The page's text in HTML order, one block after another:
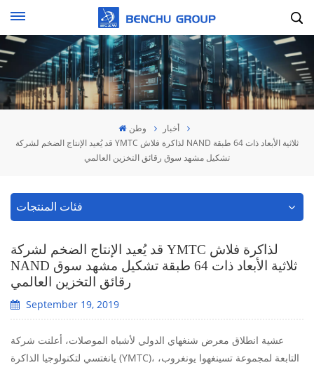
وطن
أخبار
قد يُعيد الإنتاج الضخم لشركة YMTC لذاكرة فلاش NAND ثلاثية الأبعاد ذات 64 طبقة
تشكيل مشهد سوق رقائق التخزين العالمي
فئات المنتجات
قد يُعيد الإنتاج الضخم لشركة YMTC لذاكرة فلاش
NAND ثلاثية الأبعاد ذات 64 طبقة تشكيل مشهد سوق
رقائق التخزين العالمي
September 19, 2019
عشية انطلاق معرض شنغهاي الدولي لأشباه الموصلات، أعلنت شركة
يانغتسي لتكنولوجيا الذاكرة (YMTC)، التابعة لمجموعة تسينغهوا يونغروب،